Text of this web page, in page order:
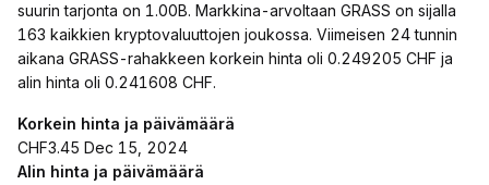
suurin tarjonta on 1.00B. Markkina-arvoltaan GRASS on sijalla
163 kaikkien kryptovaluuttojen joukossa. Viimeisen 24 tunnin
aikana GRASS-rahakkeen korkein hinta oli 0.249205 CHF ja
alin hinta oli 0.241608 CHF.
Korkein hinta ja päivämäärä
CHF3.45 Dec 15, 2024
Alin hinta ja päivämäärä